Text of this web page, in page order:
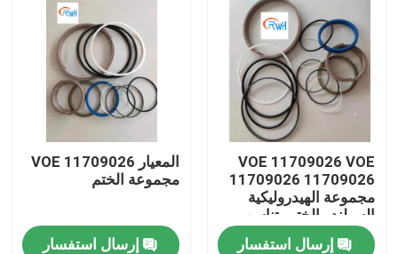
VOE 11709026 VOE
11709026 11709026
مجموعة الهيدروليكية
السيلندر الختم يتناسب
SUNCARVOLVO
إرسال استفسار
المعيار VOE 11709026
مجموعة الختم
إرسال استفسار